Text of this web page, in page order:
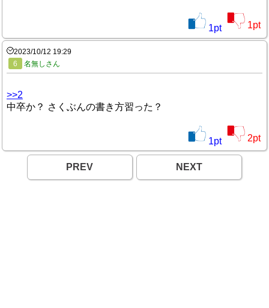
1pt 1pt
2023/10/12 19:29
6
名無しさん
>>2
中卒か？ さくぶんの書き方習った？
1pt 2pt
PREV NEXT